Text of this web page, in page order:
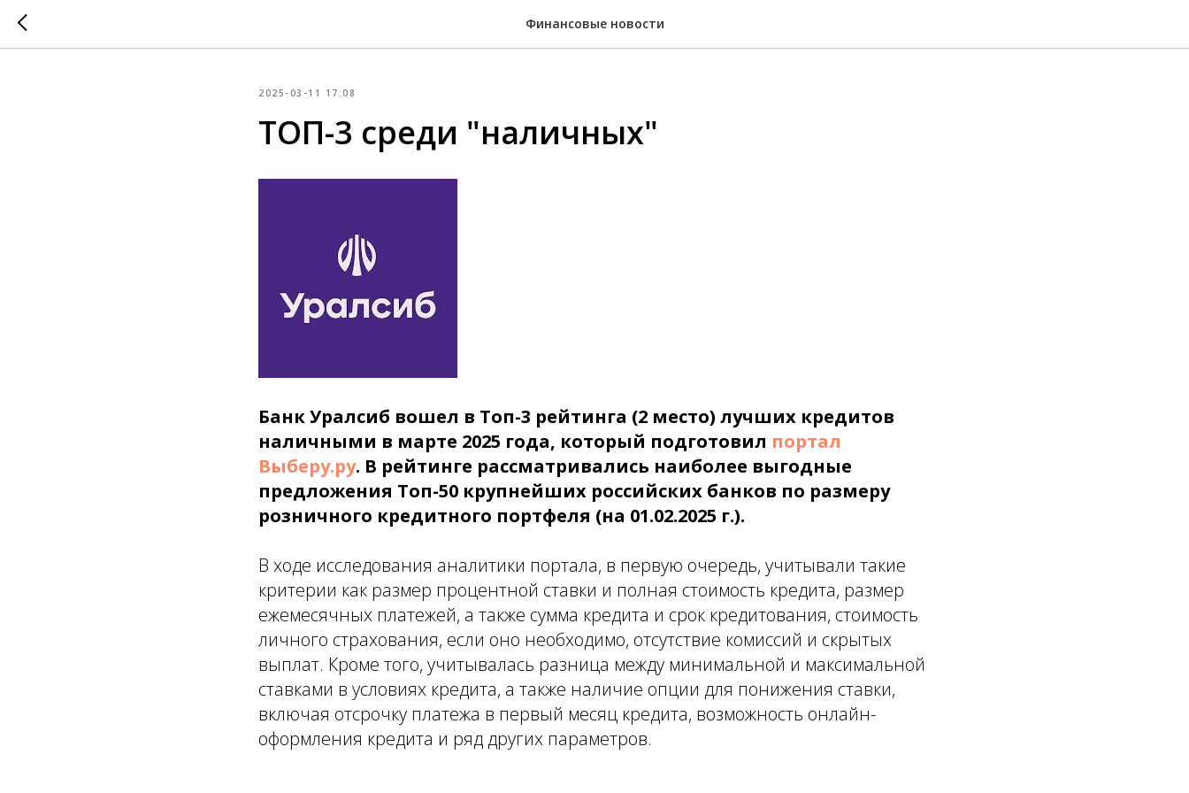
Финансовые новости
2025-03-11 17:08
ТОП-3 среди "наличных"
Банк Уралсиб вошел в Топ-3 рейтинга (2 место) лучших кредитов
наличными в марте 2025 года, который подготовил портал
Выберу.ру. В рейтинге рассматривались наиболее выгодные
предложения Топ-50 крупнейших российских банков по размеру
розничного кредитного портфеля (на 01.02.2025 г.).
В ходе исследования аналитики портала, в первую очередь, учитывали такие
критерии как размер процентной ставки и полная стоимость кредита, размер
ежемесячных платежей, а также сумма кредита и срок кредитования, стоимость
личного страхования, если оно необходимо, отсутствие комиссий и скрытых
выплат. Кроме того, учитывалась разница между минимальной и максимальной
ставками в условиях кредита, а также наличие опции для понижения ставки,
включая отсрочку платежа в первый месяц кредита, возможность онлайн-
оформления кредита и ряд других параметров.